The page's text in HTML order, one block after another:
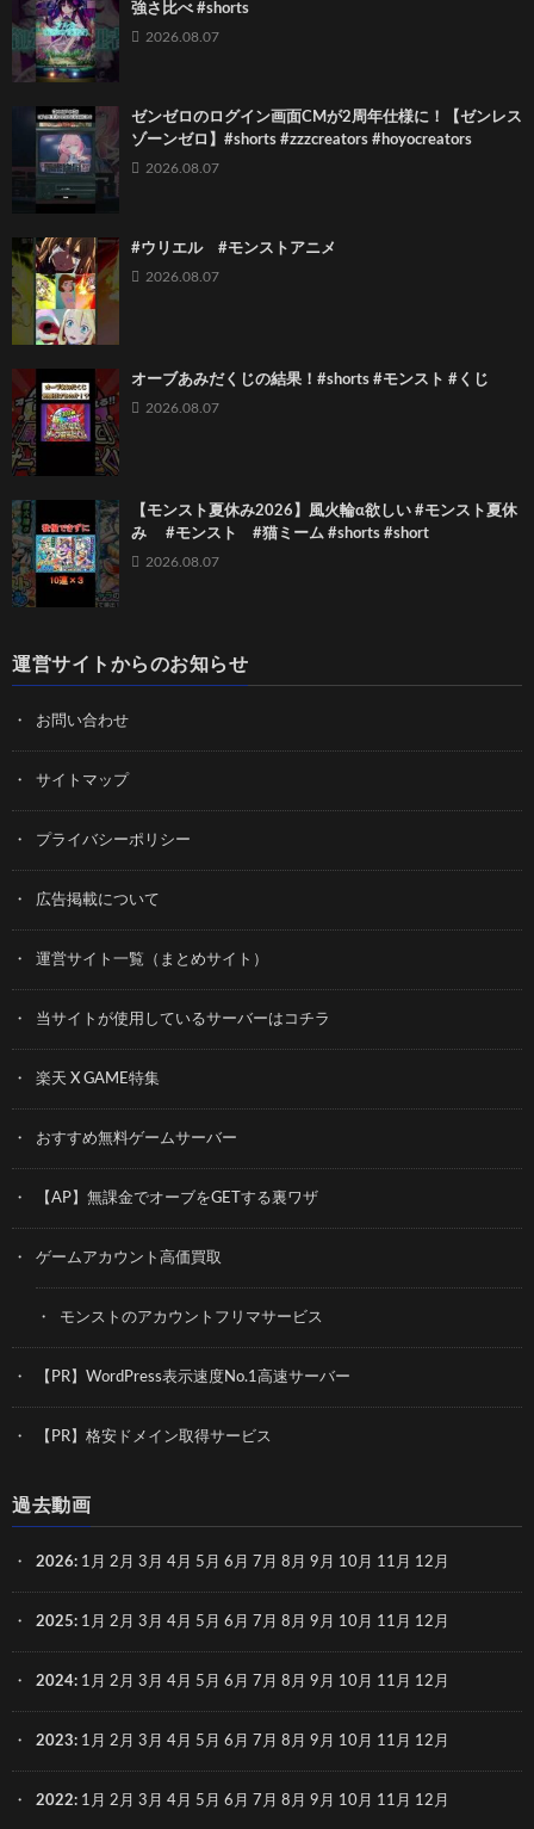
強さ比べ #shorts
2026.08.07
ゼンゼロのログイン画面CMが2周年仕様に！【ゼンレス
ゾーンゼロ】#shorts #zzzcreators #hoyocreators
2026.08.07
#ウリエル #モンストアニメ
2026.08.07
オーブあみだくじの結果！#shorts #モンスト #くじ
2026.08.07
【モンスト夏休み2026】風火輪α欲しい #モンスト夏休
み #モンスト #猫ミーム #shorts #short
2026.08.07
運営サイトからのお知らせ
お問い合わせ
サイトマップ
プライバシーポリシー
広告掲載について
運営サイト一覧（まとめサイト）
当サイトが使用しているサーバーはコチラ
楽天 X GAME特集
おすすめ無料ゲームサーバー
【AP】無課金でオーブをGETする裏ワザ
ゲームアカウント高価買取
モンストのアカウントフリマサービス
【PR】WordPress表示速度No.1高速サーバー
【PR】格安ドメイン取得サービス
過去動画
2026: 1月 2月 3月 4月 5月 6月 7月 8月 9月 10月 11月 12月
2025: 1月 2月 3月 4月 5月 6月 7月 8月 9月 10月 11月 12月
2024: 1月 2月 3月 4月 5月 6月 7月 8月 9月 10月 11月 12月
2023: 1月 2月 3月 4月 5月 6月 7月 8月 9月 10月 11月 12月
2022: 1月 2月 3月 4月 5月 6月 7月 8月 9月 10月 11月 12月